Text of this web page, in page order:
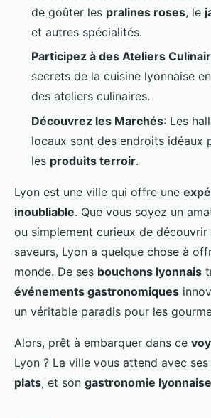
de goûter les pralines roses, le
et autres spécialités.
Participez à des Ateliers
secrets de la cuisine lyonnaise
des ateliers culinaires.
Découvrez les Marchés: Les
locaux sont des endroits idéaux
les produits terroir.
Lyon est une ville qui offre une
inoubliable. Que vous soyez un
ou simplement curieux de découvrir
saveurs, Lyon a quelque chose à
monde. De ses bouchons lyonnais
événements gastronomiques
un véritable paradis pour les
Alors, prêt à embarquer dans ce
Lyon ? La ville vous attend avec ses
plats, et son gastronomie lyonnaise